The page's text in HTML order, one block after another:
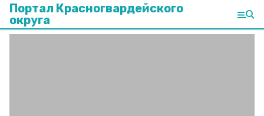
Портал Красногвардейского
округа